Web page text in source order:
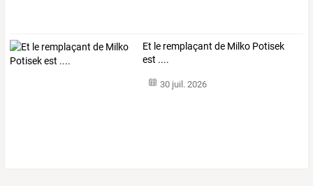
Et le remplaçant de Milko Potisek
est ....
30 juil. 2026